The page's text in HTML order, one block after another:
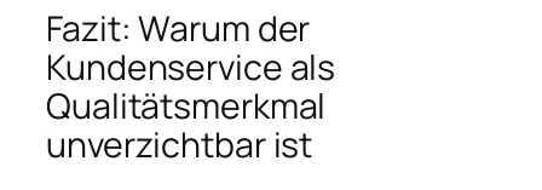
Fazit: Warum der
Kundenservice als
Qualitätsmerkmal
unverzichtbar ist